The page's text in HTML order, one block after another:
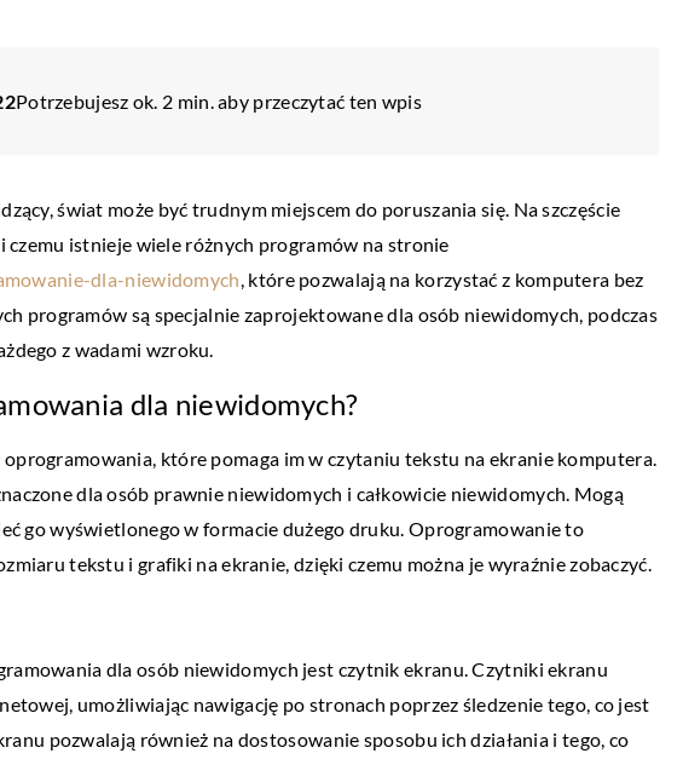
Potrzebujesz ok. 2 min. aby przeczytać ten wpis
świat może być trudnym miejscem do poruszania się. Na szczęście
czemu istnieje wiele różnych programów na stronie
dla-niewidomych, które pozwalają na korzystać z komputera bez
programów są specjalnie zaprojektowane dla osób niewidomych, podczas
z wadami wzroku.
dla niewidomych?
które pomaga im w czytaniu tekstu na ekranie komputera.
dla osób prawnie niewidomych i całkowicie niewidomych. Mogą
go wyświetlonego w formacie dużego druku. Oprogramowanie to
tekstu i grafiki na ekranie, dzięki czemu można je wyraźnie zobaczyć.
dla osób niewidomych jest czytnik ekranu. Czytniki ekranu
umożliwiając nawigację po stronach poprzez śledzenie tego, co jest
pozwalają również na dostosowanie sposobu ich działania i tego, co
2021
czy jest popularna w domach?
się niezmiennym
Do dzisiaj […]
PRZEMYSŁ I TECHNIKA
20 kwietnia 2021
W jakim celu przeprowadza się badania
pojawić się różnego rodzaju niezgodności.
Należy je wykryć i wyeliminować już na
produkcji, […]